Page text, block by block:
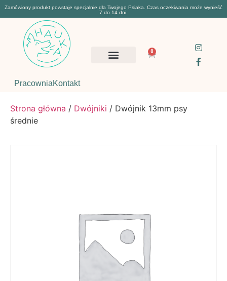
Zamówiony produkt powstaje specjalnie dla Twojego Psiaka. Czas oczekiwania może wynieść
7 do 14 dni.
PracowniaKontakt
0
Strona główna / Dwójniki / Dwójnik 13mm psy
średnie